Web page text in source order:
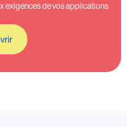
exigences de vos applications